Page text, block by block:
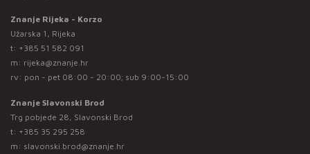
Znanje Rijeka - Korzo
Užarska 1, Rijeka
t: +385 51 582 091
m: rijeka@znanje.hr
rv: pon - pet 08:00 - 20:00; sub 9:00-15:00
Znanje Slavonski Brod
Trg pobjede 28, Slavonski Brod
t: +385 35 295 258
m: slavonski.brod@znanje.hr